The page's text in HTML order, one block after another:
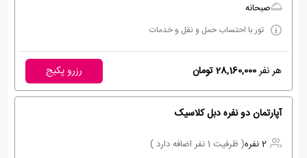
صبحانه
تور با احتساب حمل و نقل و خدمات
هر نفر28,160,000 تومان رزرو پکیج
آپارتمان دو نفره دبل کلاسیک
2 نفره
( ظرفیت 1 نفر اضافه دارد )